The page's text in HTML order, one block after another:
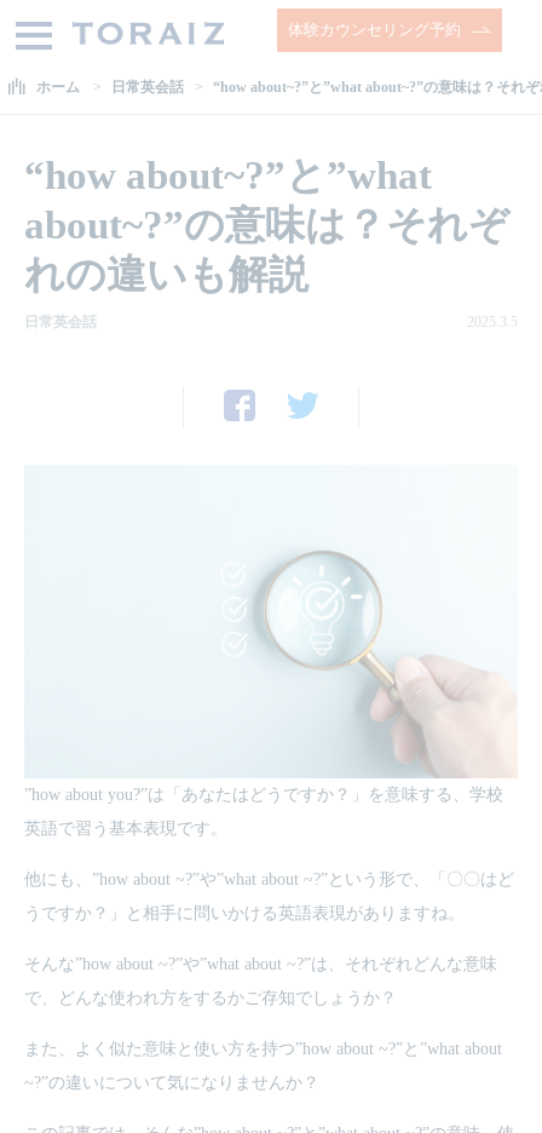
体験カウンセリング予約
ホーム 日常英会話 “how about~?”と”what about~?”の意味は？それ
“how about~?”と”what
about~?”の意味は？それぞ
れの違いも解説
日常英会話 2025.3.5
”how about you?”は「あなたはどうですか？」を意味する、学校
英語で習う基本表現です。
他にも、”how about ~?”や”what about ~?”という形で、「〇〇はど
うですか？」と相手に問いかける英語表現がありますね。
そんな”how about ~?”や”what about ~?”は、それぞれどんな意味
で、どんな使われ方をするかご存知でしょうか？
また、よく似た意味と使い方を持つ”how about ~?”と”what about
~?”の違いについて気になりませんか？